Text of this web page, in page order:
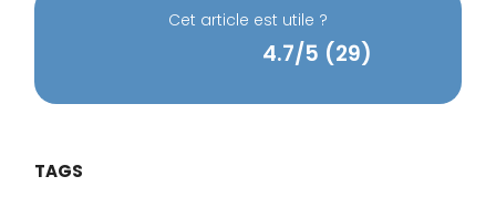
Cet article est utile ?
4.7/5 (29)
TAGS